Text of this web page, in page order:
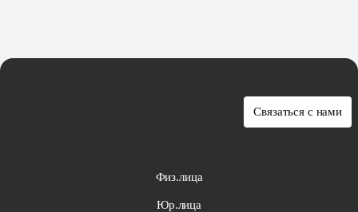
Связаться с нами
Физ.лица
Юр.лица